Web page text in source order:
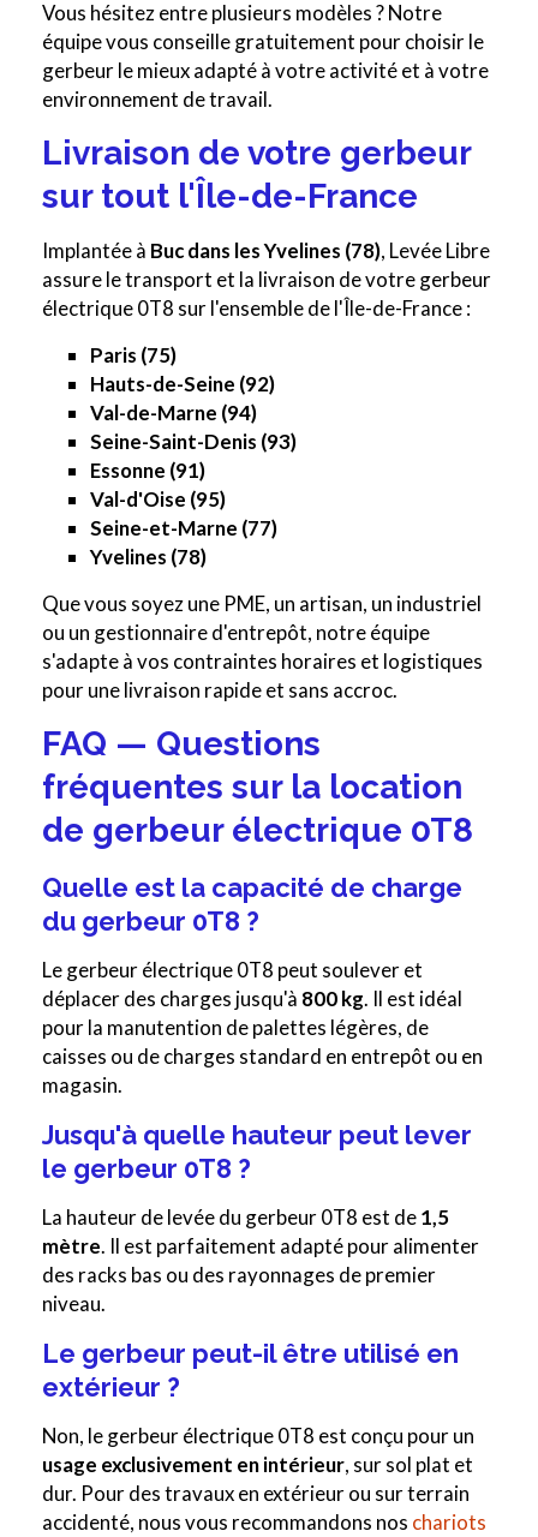
Vous hésitez entre plusieurs modèles ? Notre
équipe vous conseille gratuitement pour choisir le
gerbeur le mieux adapté à votre activité et à votre
environnement de travail.
Livraison de votre gerbeur
sur tout l'Île-de-France
Implantée à Buc dans les Yvelines (78), Levée Libre
assure le transport et la livraison de votre gerbeur
électrique 0T8 sur l'ensemble de l'Île-de-France :
Paris (75)
Hauts-de-Seine (92)
Val-de-Marne (94)
Seine-Saint-Denis (93)
Essonne (91)
Val-d'Oise (95)
Seine-et-Marne (77)
Yvelines (78)
Que vous soyez une PME, un artisan, un industriel
ou un gestionnaire d'entrepôt, notre équipe
s'adapte à vos contraintes horaires et logistiques
pour une livraison rapide et sans accroc.
FAQ — Questions
fréquentes sur la location
de gerbeur électrique 0T8
Quelle est la capacité de charge
du gerbeur 0T8 ?
Le gerbeur électrique 0T8 peut soulever et
déplacer des charges jusqu'à 800 kg. Il est idéal
pour la manutention de palettes légères, de
caisses ou de charges standard en entrepôt ou en
magasin.
Jusqu'à quelle hauteur peut lever
le gerbeur 0T8 ?
La hauteur de levée du gerbeur 0T8 est de1,5
mètre. Il est parfaitement adapté pour alimenter
des racks bas ou des rayonnages de premier
niveau.
Le gerbeur peut-il être utilisé en
extérieur ?
Non, le gerbeur électrique 0T8 est conçu pour un
usage exclusivement en intérieur, sur sol plat et
dur. Pour des travaux en extérieur ou sur terrain
accidenté, nous vous recommandons nos chariots